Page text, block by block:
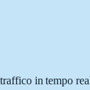
in tempo